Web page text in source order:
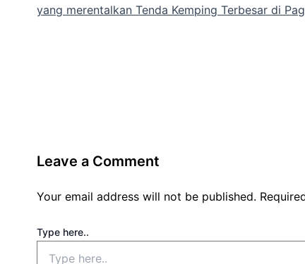
yang merentalkan Tenda Kemping Terbesar di
Leave a Comment
Your email address will not be published.
Type here..